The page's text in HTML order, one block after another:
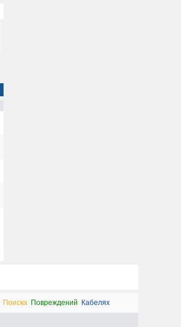
Поиска Повреждений Кабелях